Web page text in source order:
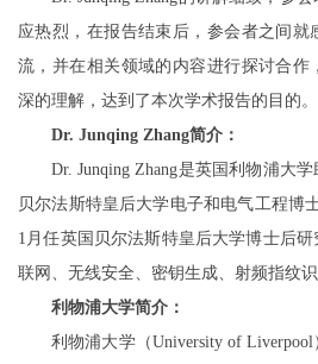
应热烈， 在报告结束后， 参会者之间就
流，并在相关领域的内容进行探讨合作，
深的理解，达到了本次学术报告的目的。
Dr. Junqing Zhang简介：
Dr.Junqing Zhang是英国利物浦大学
贝尔法斯特皇后大学电子和电气工程博士
1 月任英国贝尔法斯特皇后大学博士后
联网、无线安全、密钥生成、射频指纹识
利物浦大学简介：
利物浦大学（University of Liverpool